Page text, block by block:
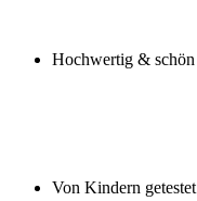
Hochwertig & schön
Von Kindern getestet